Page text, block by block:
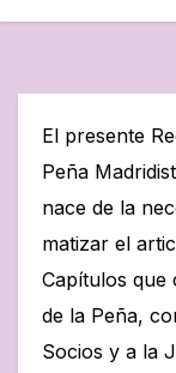
El presente
Peña
nace de la
matizar el
Capítulos que
de la Peña,
Socios y a la